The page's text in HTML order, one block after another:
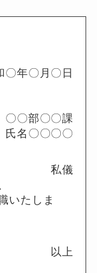
〇年〇月〇日
〇〇部〇〇課
氏名〇〇〇〇
私儀
いたしま
以上